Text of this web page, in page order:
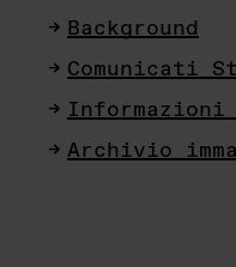
Background
Comunicati
Archivio